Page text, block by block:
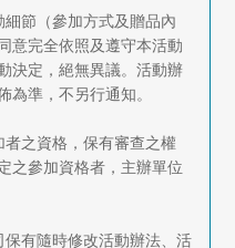
節（參加方式及贈品內
意完全依照及遵守本活動
決定，絕無異議。活動辦
為準，不另行通知。
之資格，保有審查之權
之參加資格者，主辦單位
有隨時修改活動辦法、活